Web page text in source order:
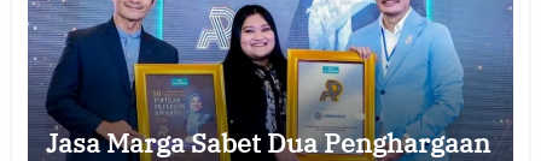
Jasa Marga Sabet Dua Penghargaan